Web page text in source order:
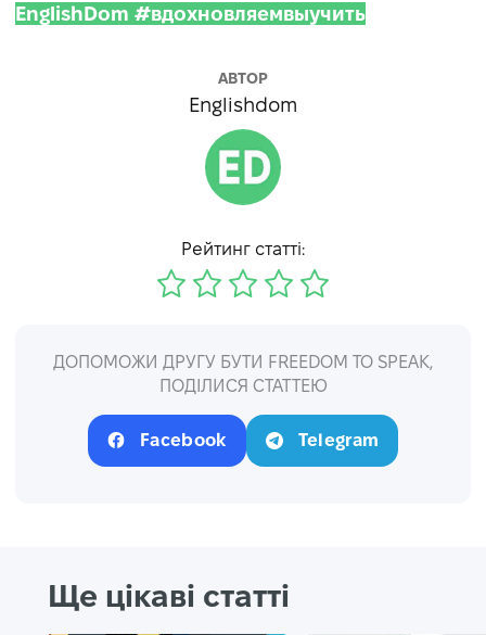
EnglishDom #вдохновляемвыучить
АВТОР
Englishdom
Рейтинг статті:
ДОПОМОЖИ ДРУГУ БУТИ FREEDOM TO SPEAK,
ПОДІЛИСЯ СТАТТЕЮ
Facebook Telegram
Ще цікаві статті